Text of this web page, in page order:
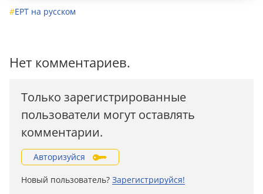
#EPT на русском
Нет комментариев.
Только зарегистрированные
пользователи могут оставлять
комментарии.
Авторизуйся
Новый пользователь? Зарегистрируйся!